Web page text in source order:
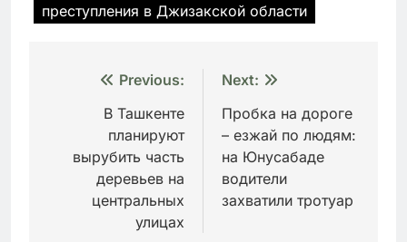
преступления в Джизакской области
Навигация
записям
Previous:
В Ташкенте
планируют
вырубить часть
деревьев на
центральных
улицах
Next:
Пробка на дороге
– езжай по людям:
на Юнусабаде
водители
захватили тротуар